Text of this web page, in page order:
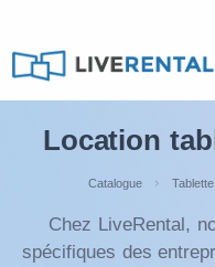
Location
Catalogue Tablette
Chez LiveRental,
spécifiques des